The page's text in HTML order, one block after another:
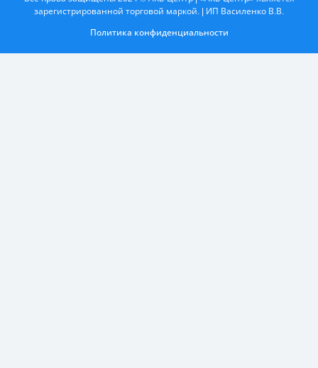
зарегистрированной торговой маркой. | ИП Василенко В.В.
Политика конфиденциальности